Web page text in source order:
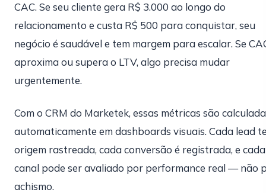
CAC. Se seu cliente gera R$ 3.000 ao longo do
relacionamento e custa R$ 500 para conquistar, seu
negócio é saudável e tem margem para escalar. Se
aproxima ou supera o LTV, algo precisa mudar
urgentemente.
Com o CRM do Marketek, essas métricas são
automaticamente em dashboards visuais. Cada lead
origem rastreada, cada conversão é registrada, e cada
canal pode ser avaliado por performance real — não
achismo.